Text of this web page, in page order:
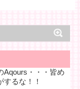
Aqours・・・皆め
るな！！